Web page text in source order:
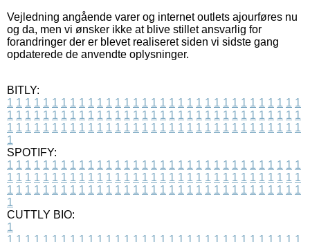
Vejledning angående varer og internet outlets ajourføres nu
og da, men vi ønsker ikke at blive stillet ansvarlig for
forandringer der er blevet realiseret siden vi sidste gang
opdaterede de anvendte oplysninger.
BITLY:
1 1 1 1 1 1 1 1 1 1 1 1 1 1 1 1 1 1 1 1 1 1 1 1 1 1 1 1 1 1 1 1 1
1 1 1 1 1 1 1 1 1 1 1 1 1 1 1 1 1 1 1 1 1 1 1 1 1 1 1 1 1 1 1 1 1
1 1 1 1 1 1 1 1 1 1 1 1 1 1 1 1 1 1 1 1 1 1 1 1 1 1 1 1 1 1 1 1 1
1
SPOTIFY:
1 1 1 1 1 1 1 1 1 1 1 1 1 1 1 1 1 1 1 1 1 1 1 1 1 1 1 1 1 1 1 1 1
1 1 1 1 1 1 1 1 1 1 1 1 1 1 1 1 1 1 1 1 1 1 1 1 1 1 1 1 1 1 1 1 1
1 1 1 1 1 1 1 1 1 1 1 1 1 1 1 1 1 1 1 1 1 1 1 1 1 1 1 1 1 1 1 1 1
1
CUTTLY BIO:
1
1 1 1 1 1 1 1 1 1 1 1 1 1 1 1 1 1 1 1 1 1 1 1 1 1 1 1 1 1 1 1 1 1